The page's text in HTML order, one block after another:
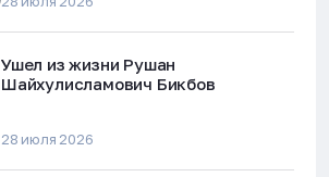
Ушел из жизни Рушан
Шайхулисламович Бикбов
28 июля 2026